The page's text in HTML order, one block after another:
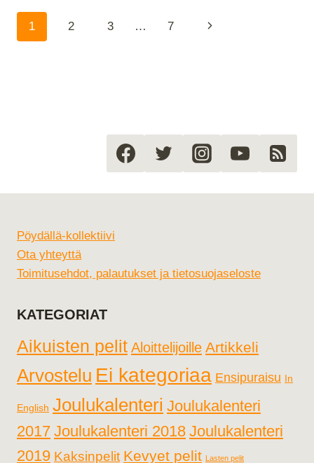
ON
Sivunavigointi
1 2 3 … 7
Seuraava
Pöydällä-kollektiivi
Ota yhteyttä
Toimitusehdot, palautukset ja tietosuojaseloste
KATEGORIAT
Aikuisten pelit Aloittelijoille Artikkeli
Arvostelu Ei kategoriaa Ensipuraisu In
English Joulukalenteri Joulukalenteri
2017 Joulukalenteri 2018 Joulukalenteri
2019 Kaksinpelit Kevyet pelit Lasten pelit